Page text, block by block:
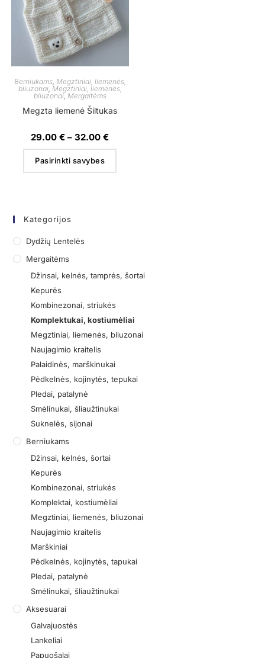
Berniukams, Megztiniai, liemenės,
bliuzonai, Megztiniai, liemenės,
bliuzonai, Mergaitėms
Megzta liemenė Šiltukas
29.00€ – 32.00€
Pasirinkti savybes
Kategorijos
Dydžių Lentelės
Mergaitėms
Džinsai, kelnės, tamprės, šortai
Kepurės
Kombinezonai, striukės
Komplektukai, kostiumėliai
Megztiniai, liemenės, bliuzonai
Naujagimio kraitelis
Palaidinės, marškinukai
Pėdkelnės, kojinytės, tepukai
Pledai, patalynė
Smėlinukai, šliaužtinukai
Suknelės, sijonai
Berniukams
Džinsai, kelnės, šortai
Kepurės
Kombinezonai, striukės
Komplektai, kostiumėliai
Megztiniai, liemenės, bliuzonai
Naujagimio kraitelis
Marškiniai
Pėdkelnės, kojinytės, tapukai
Pledai, patalynė
Smėlinukai, šliaužtinukai
Aksesuarai
Galvajuostės
Lankeliai
Papuošalai